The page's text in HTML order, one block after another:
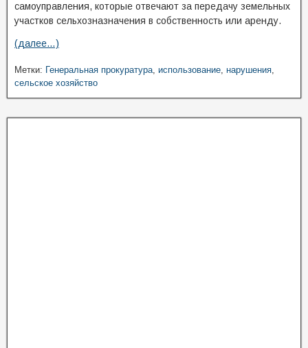
самоуправления, которые отвечают за передачу земельных
участков сельхозназначения в собственность или аренду.
(далее…)
Метки: Генеральная прокуратура, использование, нарушения,
сельское хозяйство